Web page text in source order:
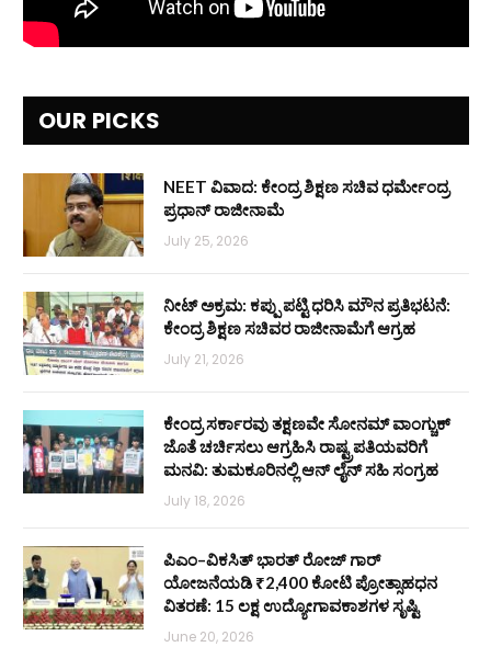
OUR PICKS
NEET ವಿವಾದ: ಕೇಂದ್ರ ಶಿಕ್ಷಣ ಸಚಿವ ಧರ್ಮೇಂದ್ರ
ಪ್ರಧಾನ್ ರಾಜೀನಾಮೆ
July 25, 2026
ನೀಟ್ ಅಕ್ರಮ: ಕಪ್ಪು ಪಟ್ಟಿ ಧರಿಸಿ ಮೌನ ಪ್ರತಿಭಟನೆ:
ಕೇಂದ್ರ ಶಿಕ್ಷಣ ಸಚಿವರ ರಾಜೀನಾಮೆಗೆ ಆಗ್ರಹ
July 21, 2026
ಕೇಂದ್ರ ಸರ್ಕಾರವು ತಕ್ಷಣವೇ ಸೋನಮ್ ವಾಂಗ್ಚುಕ್
ಜೊತೆ ಚರ್ಚಿಸಲು ಆಗ್ರಹಿಸಿ ರಾಷ್ಟ್ರಪತಿಯವರಿಗೆ
ಮನವಿ: ತುಮಕೂರಿನಲ್ಲಿ ಆನ್‌ ಲೈನ್ ಸಹಿ ಸಂಗ್ರಹ
July 18, 2026
ಪಿಎಂ–ವಿಕಸಿತ್ ಭಾರತ್ ರೋಜ್‌ ಗಾರ್
ಯೋಜನೆಯಡಿ ₹2,400 ಕೋಟಿ ಪ್ರೋತ್ಸಾಹಧನ
ವಿತರಣೆ: 15 ಲಕ್ಷ ಉದ್ಯೋಗಾವಕಾಶಗಳ ಸೃಷ್ಟಿ
June 20, 2026